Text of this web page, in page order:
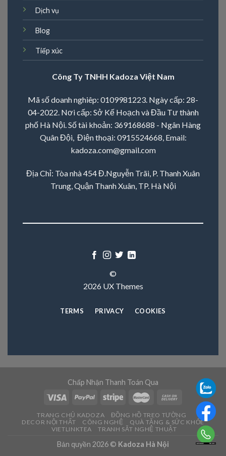
Dịch vụ
Blog
Tiếp xúc
Công Ty TNHH Kadoza Việt Nam
Mã số doanh nghiêp: 0109981223. Ngày cấp: 28-
04-2022. Nơi cấp: Sở Kế Hoạch và Đầu Tư thành
phố Hà Nội. Số tài khoản: 369168688 - Ngân Hàng
Quân Đội, Điện thoại: 0915524668, Email:
kadoza.com@gmail.com
Địa Chỉ: Tòa nhà 454 Đ.Nguyễn Trãi, P. Thanh Xuân
Trung, Quận Thanh Xuân, TP. Hà Nội
©
2026 UX Themes
TERMS PRIVACY COOKIES
Chấp Nhận Thanh Toán Qua
TRANG CHỦ KADOZA
ĐỒNG HỒ TREO TƯỜNG
DECOR NỘI THẤT
CÔNG NGHỆ
QUÀ TẶNG & SỨC KHỎE
VIETLINKTEA
TRANH SĂT NGHỆ THUẬT
Bản quyền 2026 © Kadoza Hà Nội